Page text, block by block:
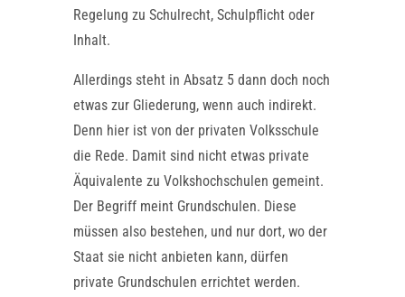
Regelung zu Schulrecht, Schulpflicht oder
Inhalt.
Allerdings steht in Absatz 5 dann doch noch
etwas zur Gliederung, wenn auch indirekt.
Denn hier ist von der privaten Volksschule
die Rede. Damit sind nicht etwas private
Äquivalente zu Volkshochschulen gemeint.
Der Begriff meint Grundschulen. Diese
müssen also bestehen, und nur dort, wo der
Staat sie nicht anbieten kann, dürfen
private Grundschulen errichtet werden.